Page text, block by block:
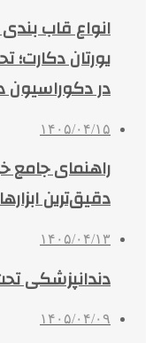
انواع قاب
یورتان
در دکوراسیون
۱۴۰۵/۰۴/۱۵
راهنمای جامع
دقیق‌ترین
۱۴۰۵/۰۴/۱۳
دندانپزشکی
۱۴۰۵/۰۴/۰۹